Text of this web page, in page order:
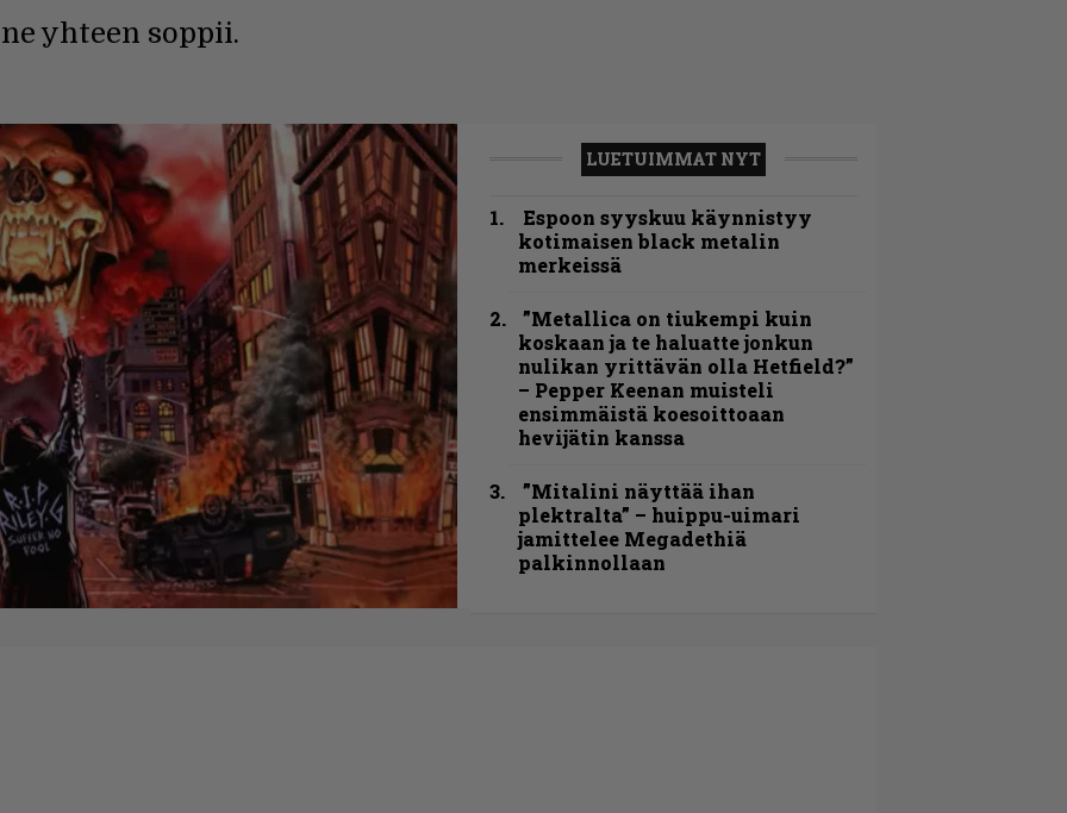
yhteen soppii.
LUETUIMMAT NYT
Espoon syyskuu käynnistyy
kotimaisen black metalin
merkeissä
”Metallica on tiukempi kuin
koskaan ja te haluatte jonkun
nulikan yrittävän olla Hetfield?”
– Pepper Keenan muisteli
ensimmäistä koesoittoaan
hevijätin kanssa
”Mitalini näyttää ihan
plektralta” – huippu-uimari
jamittelee Megadethiä
palkinnollaan